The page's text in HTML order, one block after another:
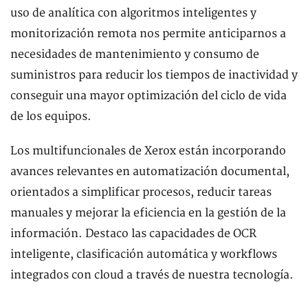
uso de analítica con algoritmos inteligentes y
monitorización remota nos permite anticiparnos a
necesidades de mantenimiento y consumo de
suministros para reducir los tiempos de inactividad y
conseguir una mayor optimización del ciclo de vida
de los equipos.
Los multifuncionales de Xerox están incorporando
avances relevantes en automatización documental,
orientados a simplificar procesos, reducir tareas
manuales y mejorar la eficiencia en la gestión de la
información. Destaco las capacidades de OCR
inteligente, clasificación automática y workflows
integrados con cloud a través de nuestra tecnología.